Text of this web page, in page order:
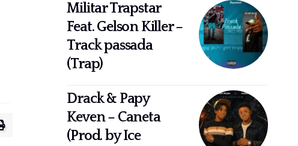
Militar Trapstar
Feat. Gelson Killer –
Track passada
(Trap)
Drack & Papy
Keven – Caneta
(Prod. by Ice